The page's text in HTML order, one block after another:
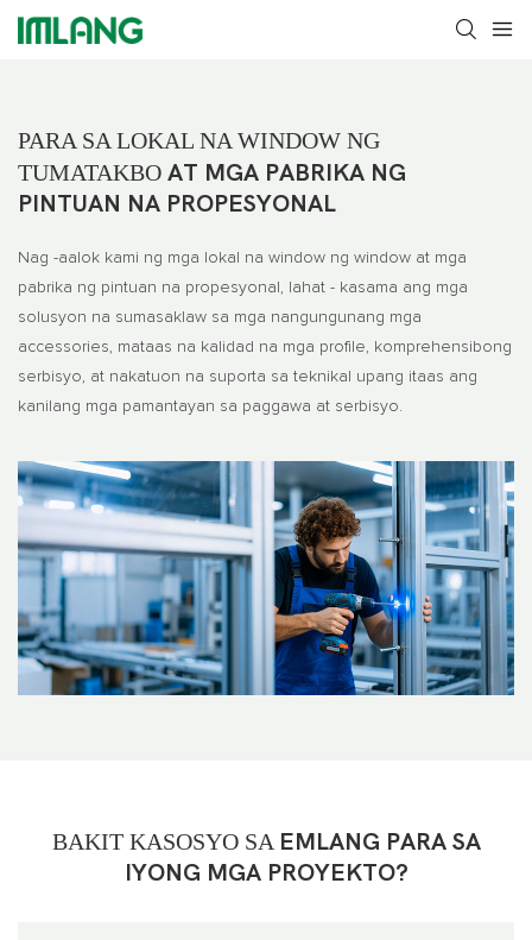
PARA SA LOKAL NA WINDOW NG
TUMATAKBO AT MGA PABRIKA NG
PINTUAN NA PROPESYONAL
Nag -aalok kami ng mga lokal na window ng window at mga
pabrika ng pintuan na propesyonal, lahat - kasama ang mga
solusyon na sumasaklaw sa mga nangungunang mga
accessories, mataas na kalidad na mga profile, komprehensibong
serbisyo, at nakatuon na suporta sa teknikal upang itaas ang
kanilang mga pamantayan sa paggawa at serbisyo.
BAKIT KASOSYO SA EMLANG PARA SA
IYONG MGA PROYEKTO?